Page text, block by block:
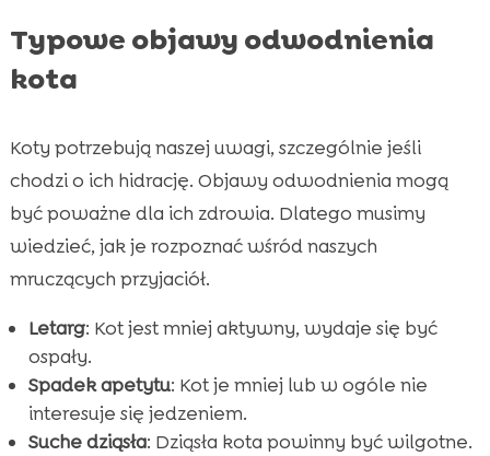
Typowe objawy odwodnienia
kota
Koty potrzebują naszej uwagi, szczególnie jeśli
chodzi o ich hidrację. Objawy odwodnienia mogą
być poważne dla ich zdrowia. Dlatego musimy
wiedzieć, jak je rozpoznać wśród naszych
mruczących przyjaciół.
Letarg: Kot jest mniej aktywny, wydaje się być
ospały.
Spadek apetytu: Kot je mniej lub w ogóle nie
interesuje się jedzeniem.
Suche dziąsła: Dziąsła kota powinny być wilgotne.